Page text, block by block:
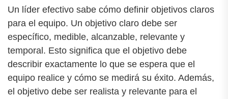
Un líder efectivo sabe cómo definir objetivos claros
para el equipo. Un objetivo claro debe ser
específico, medible, alcanzable, relevante y
temporal. Esto significa que el objetivo debe
describir exactamente lo que se espera que el
equipo realice y cómo se medirá su éxito. Además,
el objetivo debe ser realista y relevante para el